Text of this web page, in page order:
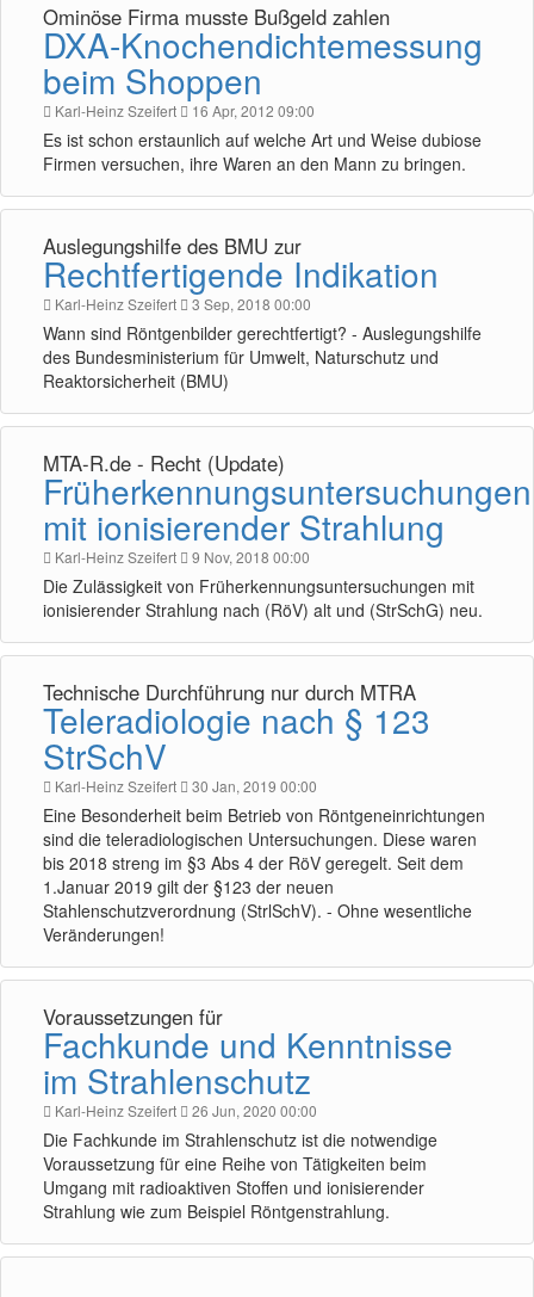
Ominöse Firma musste Bußgeld zahlen
DXA-Knochendichtemessung
beim Shoppen
Karl-Heinz Szeifert 16 Apr, 2012 09:00
Es ist schon erstaunlich auf welche Art und Weise dubiose
Firmen versuchen, ihre Waren an den Mann zu bringen.
Auslegungshilfe des BMU zur
Rechtfertigende Indikation
Karl-Heinz Szeifert 3 Sep, 2018 00:00
Wann sind Röntgenbilder gerechtfertigt? - Auslegungshilfe
des Bundesministerium für Umwelt, Naturschutz und
Reaktorsicherheit (BMU)
MTA-R.de - Recht (Update)
Früherkennungsuntersuchungen
mit ionisierender Strahlung
Karl-Heinz Szeifert 9 Nov, 2018 00:00
Die Zulässigkeit von Früherkennungsuntersuchungen mit
ionisierender Strahlung nach (RöV) alt und (StrSchG) neu.
Technische Durchführung nur durch MTRA
Teleradiologie nach § 123
StrSchV
Karl-Heinz Szeifert 30 Jan, 2019 00:00
Eine Besonderheit beim Betrieb von Röntgeneinrichtungen
sind die teleradiologischen Untersuchungen. Diese waren
bis 2018 streng im §3 Abs 4 der RöV geregelt. Seit dem
1.Januar 2019 gilt der §123 der neuen
Stahlenschutzverordnung (StrlSchV). - Ohne wesentliche
Veränderungen!
Voraussetzungen für
Fachkunde und Kenntnisse
im Strahlenschutz
Karl-Heinz Szeifert 26 Jun, 2020 00:00
Die Fachkunde im Strahlenschutz ist die notwendige
Voraussetzung für eine Reihe von Tätigkeiten beim
Umgang mit radioaktiven Stoffen und ionisierender
Strahlung wie zum Beispiel Röntgenstrahlung.